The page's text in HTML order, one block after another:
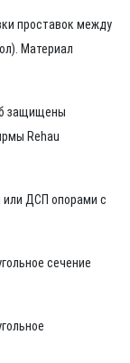
проставок между
Материал
защищены
Rehau
или ДСП опорами с
сечение